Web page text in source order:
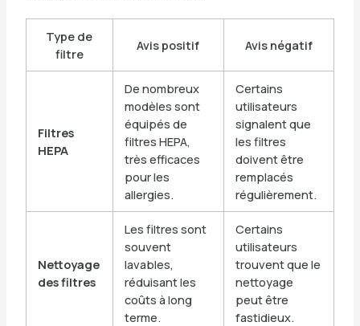
Type de
filtre
Avis positif Avis négatif
Filtres
HEPA
De nombreux
modèles sont
équipés de
filtres HEPA,
très efficaces
pour les
allergies.
Certains
utilisateurs
signalent que
les filtres
doivent être
remplacés
régulièrement.
Nettoyage
des filtres
Les filtres sont
souvent
lavables,
réduisant les
coûts à long
terme.
Certains
utilisateurs
trouvent que le
nettoyage
peut être
fastidieux.